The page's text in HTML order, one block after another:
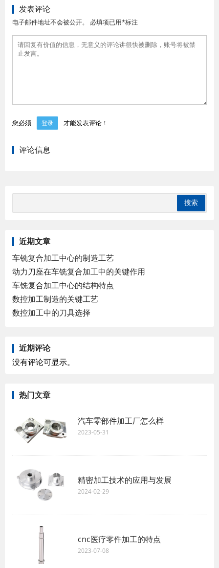
发表评论
电子邮件地址不会被公开。 必填项已用*标注
您必须 登录 才能发表评论！
评论信息
近期文章
车铣复合加工中心的制造工艺
动力刀座在车铣复合加工中的关键作用
车铣复合加工中心的结构特点
数控加工制造的关键工艺
数控加工中的刀具选择
近期评论
没有评论可显示。
热门文章
汽车零部件加工厂怎么样
2023-05-31
精密加工技术的应用与发展
2024-02-29
cnc医疗零件加工的特点
2023-07-08